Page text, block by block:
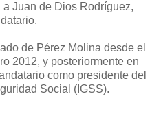
Juan de Dios Rodríguez,
de Pérez Molina desde el
2012, y posteriormente en
como presidente del
Social (IGSS).